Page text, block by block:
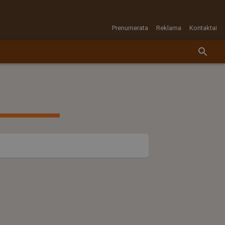
Prenumerata Reklama Kontaktai